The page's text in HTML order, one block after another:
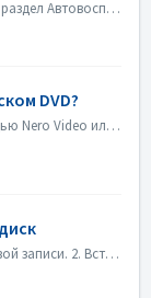
Откройте Панель управления, перейдите в раздел Автовоспроизведение. Найдите настройку каждого DVD или CD. Установите значение "Спрашивать меня каждый р...
DVD?
1. Если вы записываете DVD видео с помощью Nero Video или Nero Burning ROM, диск будет финализирован автоматически и будет воспроизводиться на большинстве п...
1. Выберите 'Start multisession disc' для первой записи. 2. Вставьте записанный диск снова. Выберите "Продолжить мультисессионный диск&qu...